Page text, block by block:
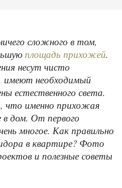
сложного в том,
площадь прихожей.
несут чисто
имеют необходимый
естественного света.
что именно прихожая
в дом. От первого
многое. Как правильно
в квартире? Фото
и полезные советы